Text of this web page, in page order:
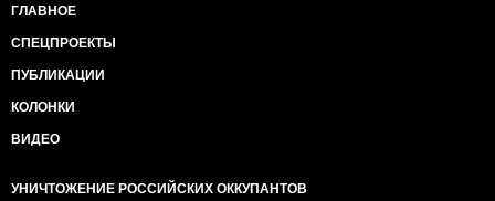
ГЛАВНОЕ
СПЕЦПРОЕКТЫ
ПУБЛИКАЦИИ
КОЛОНКИ
ВИДЕО
УНИЧТОЖЕНИЕ РОССИЙСКИХ ОККУПАНТОВ